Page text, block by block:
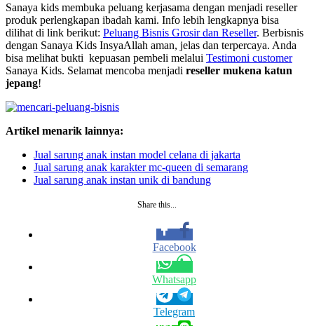
Sanaya kids membuka peluang kerjasama dengan menjadi reseller
produk perlengkapan ibadah kami. Info lebih lengkapnya bisa
dilihat di link berikut: Peluang Bisnis Grosir dan Reseller. Berbisnis
dengan Sanaya Kids InsyaAllah aman, jelas dan terpercaya. Anda
bisa melihat bukti kepuasan pembeli melalui Testimoni customer
Sanaya Kids. Selamat mencoba menjadi reseller mukena katun
jepang!
Artikel menarik lainnya:
Jual sarung anak instan model celana di jakarta
Jual sarung anak karakter mc-queen di semarang
Jual sarung anak instan unik di bandung
Share this...
Facebook
Whatsapp
Telegram